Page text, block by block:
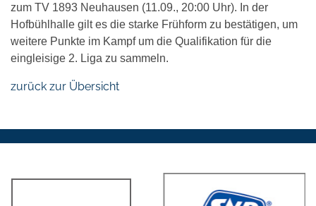
zum TV 1893 Neuhausen (11.09., 20:00 Uhr). In der
Hofbühlhalle gilt es die starke Frühform zu bestätigen, um
weitere Punkte im Kampf um die Qualifikation für die
eingleisige 2. Liga zu sammeln.
zurück zur Übersicht